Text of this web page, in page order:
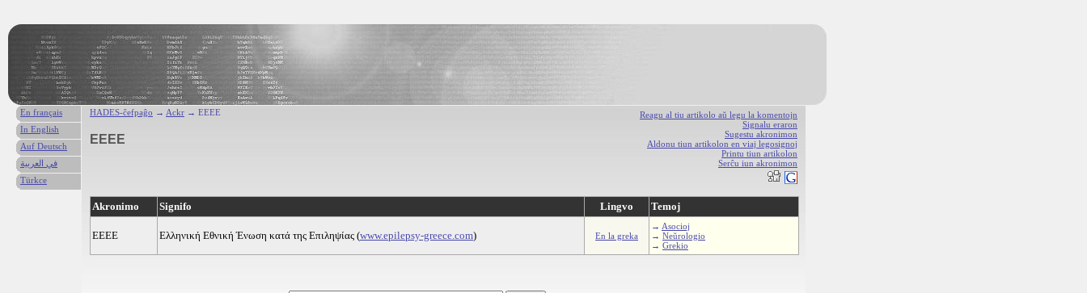
Reagu al tiu artikolo aŭ legu la komentojn
Signalu eraron
Sugestu akronimon
Aldonu tiun artikolon en viaj legosignoj
Printu tiun artikolon
Serĉu iun akronimon
HADES-ĉefpaĝo → Ackr → EEEE
EEEE
Akronimo Signifo Lingvo Temoj
EEEE Ελληνική Εθνική Ένωση κατά της Επιληψίας (www.epilepsy-greece.com) En la greka
→ Asocioj
→ Neŭrologio
→ Grekio
En français
In English
Auf Deutsch
في العربية
Türkce